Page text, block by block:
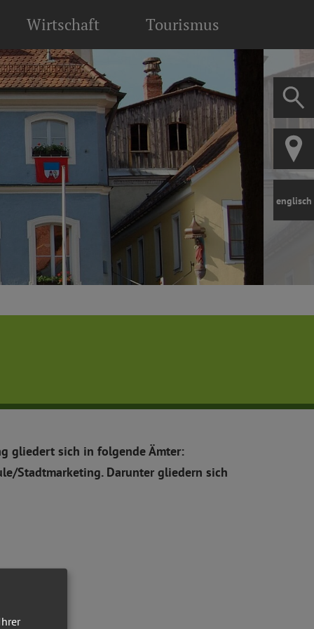
Wirtschaft Tourismus
englisch
gliedert sich in folgende Ämter:
Stadtmarketing. Darunter gliedern sich